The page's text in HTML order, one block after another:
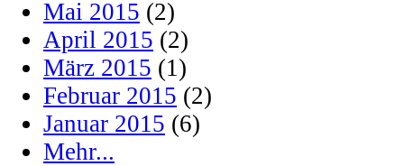
Mai 2015 (2)
April 2015 (2)
März 2015 (1)
Februar 2015 (2)
Januar 2015 (6)
Mehr...